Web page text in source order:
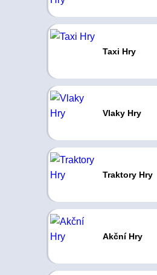
Taxi Hry
Vlaky Hry
Traktory Hry
Akční Hry